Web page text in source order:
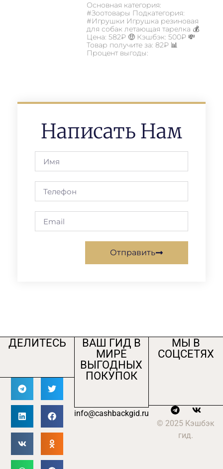
Основная категория:
#Зоотовары Подкатегория:
#Игрушки Игрушка резиновая
для собак летающая тарелка 💰
Цена: 582₽ 🤑 Кэшбэк: 500₽ 💸
Товар получите за: 82₽ 📊
Процент выгоды:
Написать Нам
Отправить
ДЕЛИТЕСЬ
ВАШ ГИД В
МИРЕ
ВЫГОДНЫХ
ПОКУПОК
info@cashbackgid.ru
МЫ В
СОЦСЕТЯХ
© 2025 Кэшбэк
гид.